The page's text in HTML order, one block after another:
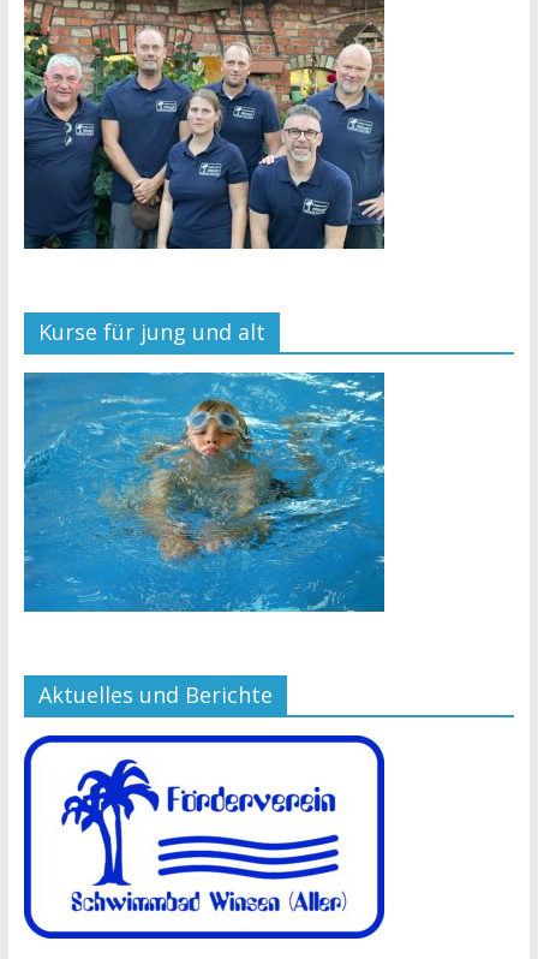
Kurse für jung und alt
Aktuelles und Berichte